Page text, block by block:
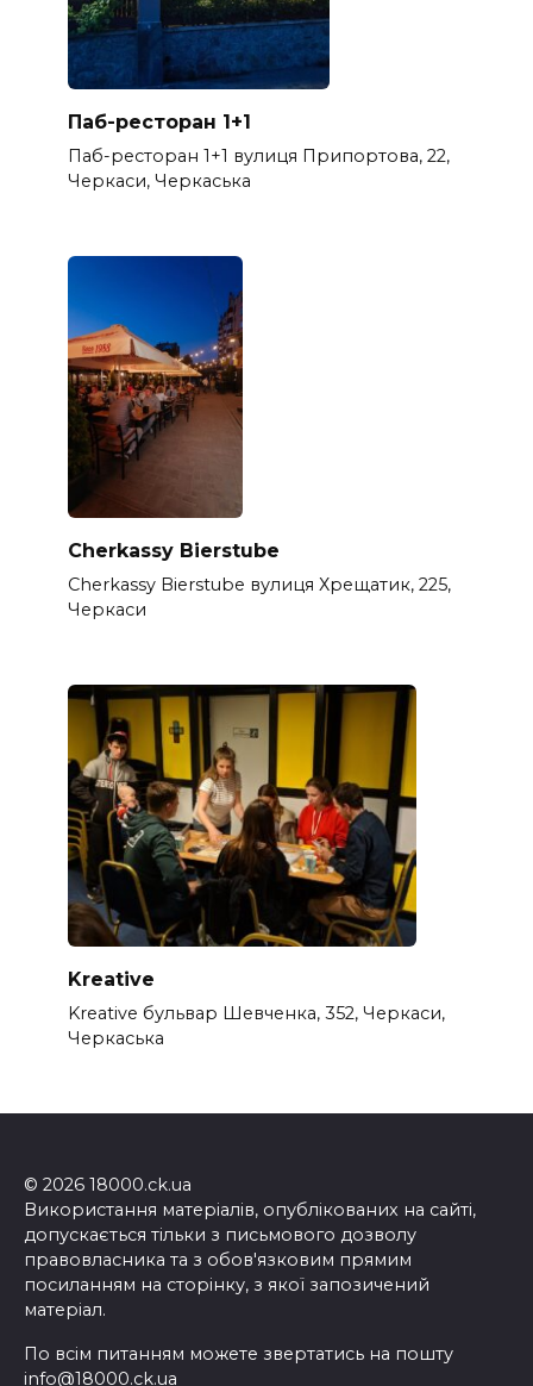
Паб-ресторан 1+1
Паб-ресторан 1+1 вулиця Припортова, 22,
Черкаси, Черкаська
Cherkassy Bierstube
Cherkassy Bierstube вулиця Хрещатик, 225,
Черкаси
Kreative
Kreative бульвар Шевченка, 352, Черкаси,
Черкаська
© 2026 18000.ck.ua
Використання матеріалів, опублікованих на сайті,
допускається тільки з письмового дозволу
правовласника та з обов'язковим прямим
посиланням на сторінку, з якої запозичений
матеріал.
По всім питанням можете звертатись на пошту
info@18000.ck.ua